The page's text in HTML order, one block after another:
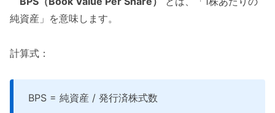
純資産」を意味します。
計算式：
BPS = 純資産 / 発行済株式数​